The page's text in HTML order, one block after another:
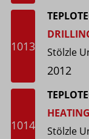
1013
Stölzle
2012
1014
Stölzle